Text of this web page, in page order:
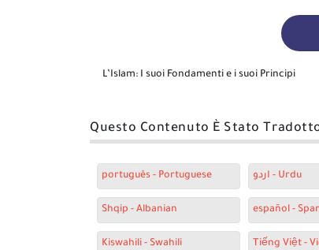
L’Islam: I suoi Fondamenti e i suoi Principi
Questo Contenuto È Stato
português - Portuguese اردو - Urdu
Shqip - Albanian español -
Kiswahili - Swahili Tiếng Việt -